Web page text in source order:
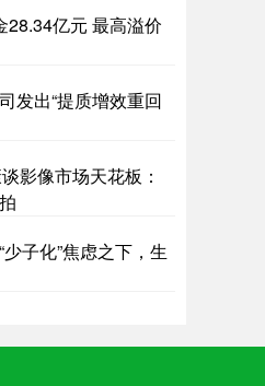
28.34亿元 最高溢价
发出“提质增效重回
影像市场天花板：
子化”焦虑之下，生